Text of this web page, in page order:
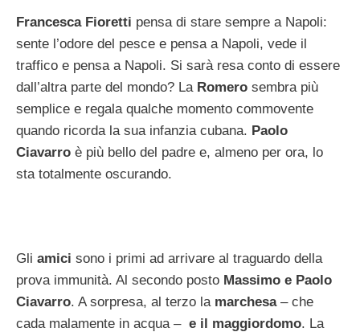
Francesca Fioretti pensa di stare sempre a Napoli:
sente l’odore del pesce e pensa a Napoli, vede il
traffico e pensa a Napoli. Si sarà resa conto di essere
dall’altra parte del mondo? La Romero sembra più
semplice e regala qualche momento commovente
quando ricorda la sua infanzia cubana. Paolo
Ciavarro è più bello del padre e, almeno per ora, lo
sta totalmente oscurando.
Gli amici sono i primi ad arrivare al traguardo della
prova immunità. Al secondo posto Massimo e Paolo
Ciavarro. A sorpresa, al terzo la marchesa– che
cada malamente in acqua – e il maggiordomo. La